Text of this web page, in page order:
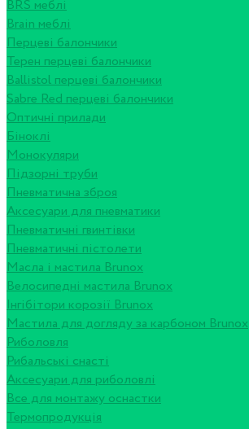
BRS меблі
Brain меблі
Перцеві балончики
Терен перцеві балончики
Ballistol перцеві балончики
Sabre Red перцеві балончики
Оптичні прилади
Біноклі
Монокуляри
Підзорні труби
Пневматична зброя
Аксесуари для пневматики
Пневматичні гвинтівки
Пневматичні пістолети
Масла і мастила Brunox
Велосипедні мастила Brunox
Інгібітори корозії Brunox
Мастила для догляду за карбоном Brunox
Риболовля
Рибальські снасті
Аксесуари для риболовлі
Все для монтажу оснастки
Термопродукція